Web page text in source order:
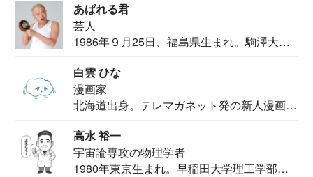
あばれる君
芸人
1986年９月25日、福島県生まれ。駒澤大学
白雲 ひな
漫画家
北海道出身。テレマガネット発の新人漫画
高水 裕一
宇宙論専攻の物理学者
1980年東京生まれ。早稲田大学理工学部物